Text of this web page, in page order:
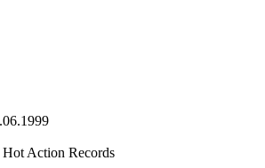
Hot Action Records